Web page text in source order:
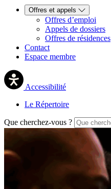
Offres et appels
Offres d’emploi
Appels de dossiers
Offres de résidences
Contact
Espace membre
Accessibilité
Le Répertoire
Que cherchez-vous ?